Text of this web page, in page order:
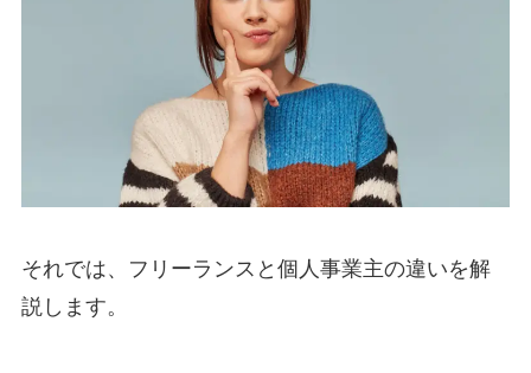
それでは、フリーランスと個人事業主の違いを解
説します。